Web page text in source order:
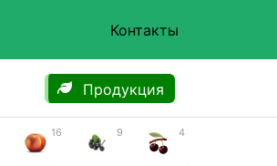
Контакты
Продукция
16 9 4